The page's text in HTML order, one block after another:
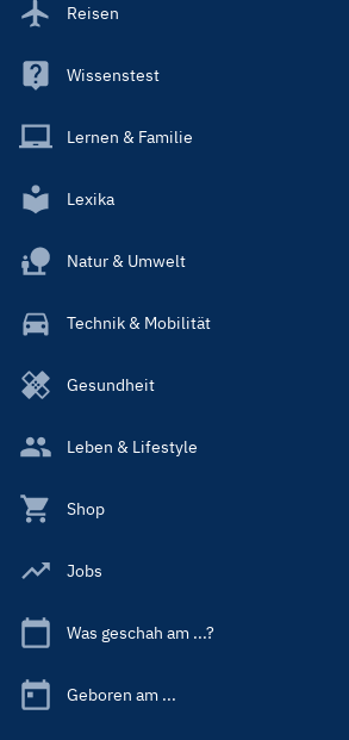
Reisen
Wissenstest
Lernen & Familie
Lexika
Natur & Umwelt
Technik & Mobilität
Gesundheit
Leben & Lifestyle
Shop
Jobs
Was geschah am ...?
Geboren am ...